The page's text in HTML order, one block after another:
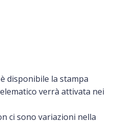
disponibile la stampa
verrà attivata nei
ci sono variazioni nella